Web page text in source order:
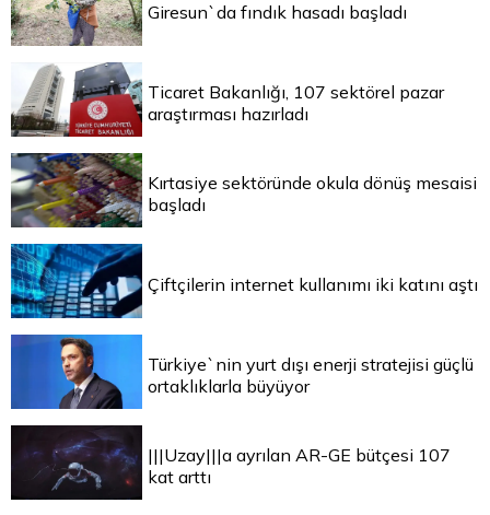
Giresun`da fındık hasadı başladı
Ticaret Bakanlığı, 107 sektörel pazar
araştırması hazırladı
Kırtasiye sektöründe okula dönüş mesaisi
başladı
Çiftçilerin internet kullanımı iki katını aştı
Türkiye`nin yurt dışı enerji stratejisi güçlü
ortaklıklarla büyüyor
|||Uzay|||a ayrılan AR-GE bütçesi 107
kat arttı